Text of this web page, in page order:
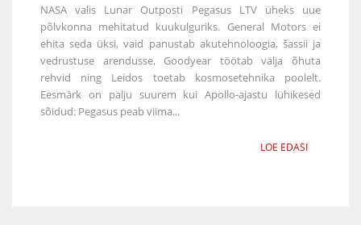
NASA valis Lunar Outposti Pegasus LTV üheks uue
põlvkonna mehitatud kuukulguriks. General Motors ei
ehita seda üksi, vaid panustab akutehnoloogia, šassii ja
vedrustuse arendusse, Goodyear töötab välja õhuta
rehvid ning Leidos toetab kosmosetehnika poolelt.
Eesmärk on palju suurem kui Apollo-ajastu lühikesed
sõidud: Pegasus peab viima...
LOE EDASI